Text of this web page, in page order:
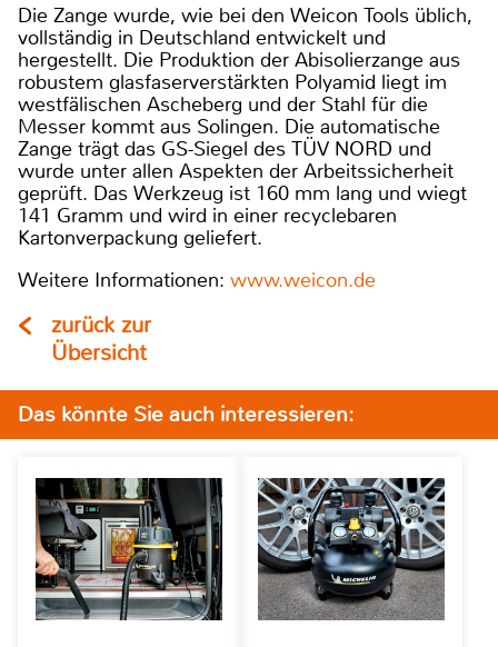
Die Zange wurde, wie bei den Weicon Tools üblich,
vollständig in Deutschland entwickelt und
hergestellt. Die Produktion der Abisolierzange aus
robustem glasfaserverstärkten Polyamid liegt im
westfälischen Ascheberg und der Stahl für die
Messer kommt aus Solingen. Die automatische
Zange trägt das GS-Siegel des TÜV NORD und
wurde unter allen Aspekten der Arbeitssicherheit
geprüft. Das Werkzeug ist 160 mm lang und wiegt
141 Gramm und wird in einer recyclebaren
Kartonverpackung geliefert.
Weitere Informationen: www.weicon.de
zurück zur
Übersicht
Das könnte Sie auch interessieren: